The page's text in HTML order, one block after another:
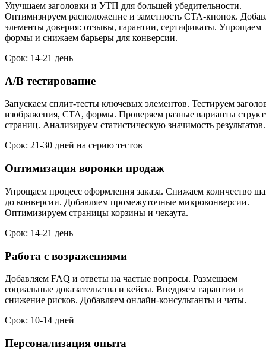
Улучшаем заголовки и УТП для большей убедительности.
Оптимизируем расположение и заметность CTA-кнопок.
элементы доверия: отзывы, гарантии, сертификаты. Упрощаем
формы и снижаем барьеры для конверсии.
Срок: 14-21 день
A/B тестирование
Запускаем сплит-тесты ключевых элементов. Тестируем
изображения, CTA, формы. Проверяем разные варианты
страниц. Анализируем статистическую значимость результатов.
Срок: 21-30 дней на серию тестов
Оптимизация воронки продаж
Упрощаем процесс оформления заказа. Снижаем количество
до конверсии. Добавляем промежуточные микроконверсии.
Оптимизируем страницы корзины и чекаута.
Срок: 14-21 день
Работа с возражениями
Добавляем FAQ и ответы на частые вопросы. Размещаем
социальные доказательства и кейсы. Внедряем гарантии и
снижение рисков. Добавляем онлайн-консультанты и чаты.
Срок: 10-14 дней
Персонализация опыта